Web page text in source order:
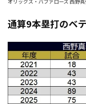
ファーム東地区
ファーム中地区
ファーム西地区
交流戦
北海道日本
東北楽天ゴ
埼玉西武ラ
千葉ロッテ
設定
通算9本塁打のベ